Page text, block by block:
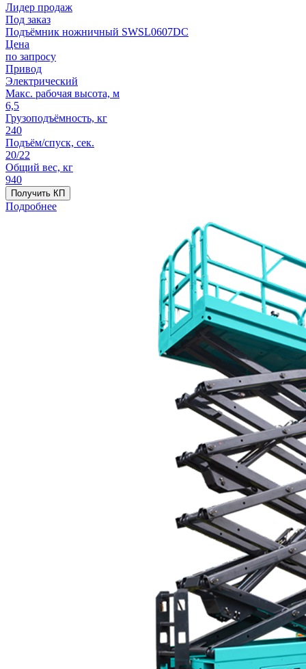
Лидер продаж
Под заказ
Подъёмник ножничный SWSL0607DC
Цена
по запросу
Привод
Электрический
Макс. рабочая высота, м
6,5
Грузоподъёмность, кг
240
Подъём/спуск, сек.
20/22
Общий вес, кг
940
Получить КП
Подробнее